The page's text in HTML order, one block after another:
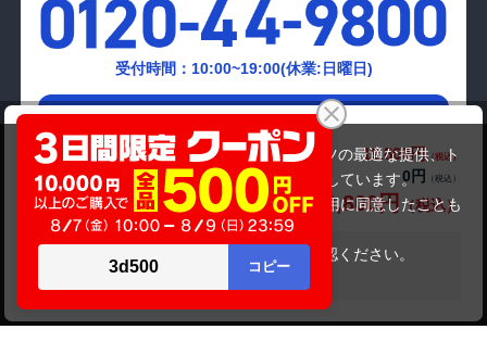
商品価格(税込) 19,800円
オプション小計価格(税込)
0円
商品合計価格(税込)
19,800円
在庫がありません
受付時間：10:00~19:00(休業:日曜日)
メールでの
お問い合わせはこちら
当サイトでは利用体験の向上およびコンテンツの最適な提供、ト
ラフィックの分析を目的としてCookieを使用しています。
サイトの閲覧を継続された場合、Cookieの利用に同意したことも
のといたします。
をご確認ください。
承諾する